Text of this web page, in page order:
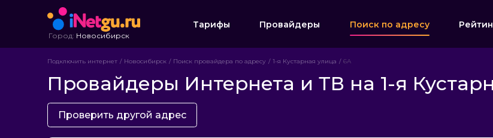
Город: Новосибирск
Тарифы Провайдеры Поиск по адресу
Подключить интернет Новосибирск Поиск провайдера по адресу 1-я Кустарная улица 6А
Провайдеры Интернета и ТВ на 1-я
Проверить другой адрес